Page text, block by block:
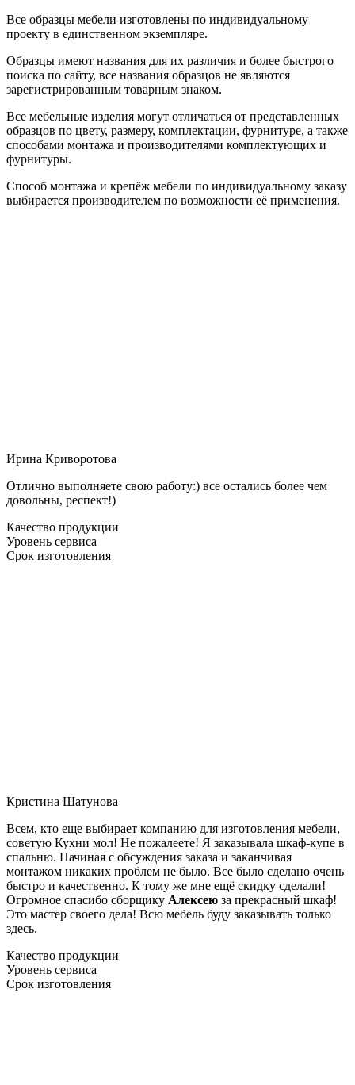
Все образцы мебели изготовлены по индивидуальному
проекту в единственном экземпляре.
Образцы имеют названия для их различия и более быстрого
поиска по сайту, все названия образцов не являются
зарегистрированным товарным знаком.
Все мебельные изделия могут отличаться от представленных
образцов по цвету, размеру, комплектации, фурнитуре, а также
способами монтажа и производителями комплектующих и
фурнитуры.
Способ монтажа и крепёж мебели по индивидуальному заказу
выбирается производителем по возможности её применения.
Ирина Криворотова
Отлично выполняете свою работу:) все остались более чем
довольны, респект!)
Качество продукции
Уровень сервиса
Срок изготовления
Кристина Шатунова
Всем, кто еще выбирает компанию для изготовления мебели,
советую Кухни мол! Не пожалеете! Я заказывала шкаф-купе в
спальню. Начиная с обсуждения заказа и заканчивая
монтажом никаких проблем не было. Все было сделано очень
быстро и качественно. К тому же мне ещё скидку сделали!
Огромное спасибо сборщику Алексею за прекрасный шкаф!
Это мастер своего дела! Всю мебель буду заказывать только
здесь.
Качество продукции
Уровень сервиса
Срок изготовления